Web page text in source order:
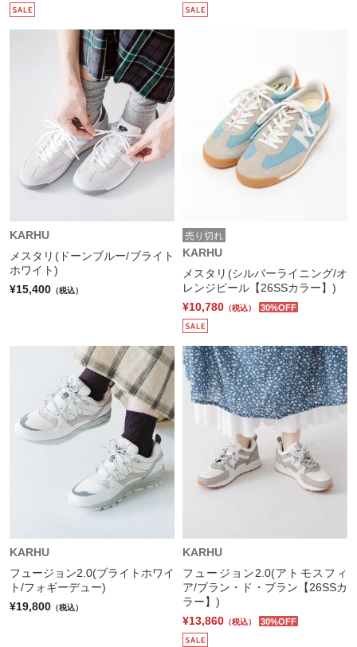
KARHU
メスタリ(ドーンブルー/ブライト
ホワイト)
¥15,400 （税込）
売り切れ
KARHU
メスタリ(シルバーライニング/オ
レンジピール【26SSカラー】)
¥10,780 （税込） 30%OFF
KARHU
フュージョン2.0(ブライトホワイ
ト/フォギーデュー)
¥19,800 （税込）
KARHU
フュージョン2.0(アトモスフィ
ア/ブラン・ド・ブラン【26SSカ
ラー】)
¥13,860 （税込） 30%OFF